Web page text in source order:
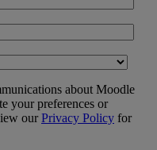
about Moodle
your preferences or
ourPrivacy Policy for